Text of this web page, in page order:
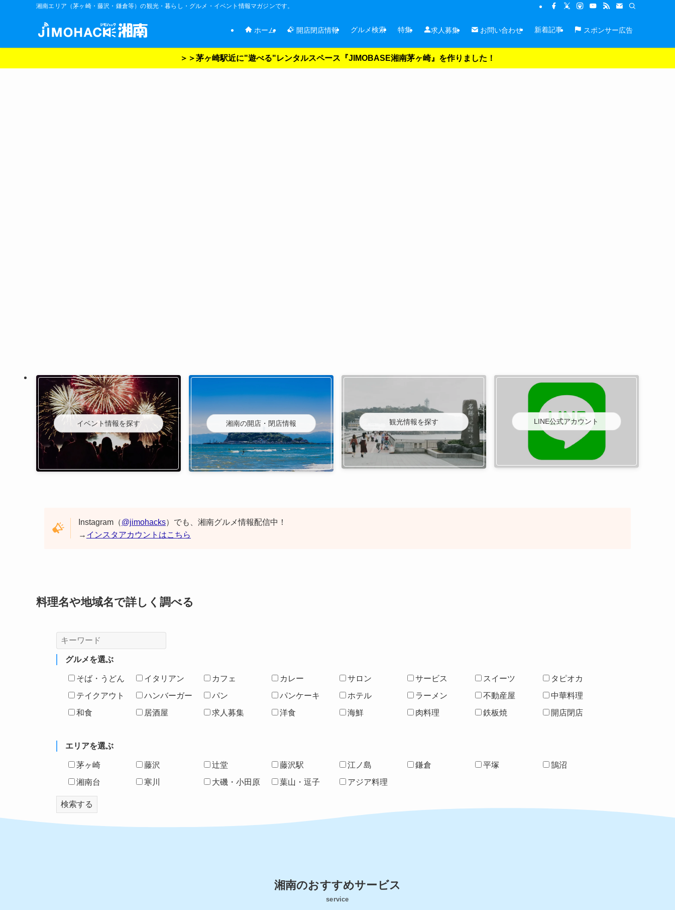
湘南エリア（茅ヶ崎・藤沢・鎌倉等）の観光・暮らし・グルメ・イベント情報マガジンです。
ホーム 開店閉店情報 グルメ検索 特集 求人募集 お問い合わせ 新着記事 スポンサー広告
＞＞茅ヶ崎駅近に"遊べる"レンタルスペース『JIMOBASE湘南茅ヶ崎』を作りました！
イベント情報を探す 湘南の開店・閉店情報 観光情報を探す LINE公式アカウント
Instagram（@jimohacks）でも、湘南グルメ情報配信中！
→ インスタアカウントはこちら
料理名や地域名で詳しく調べる
グルメを選ぶ
そば・うどん イタリアン カフェ カレー サロン サービス スイーツ
タピオカ
テイクアウト
ハンバーガー パン パンケーキ ホテル ラーメン 不動産屋
中華料理
和食
居酒屋 求人募集 洋食 海鮮 肉料理 鉄板焼 開店閉店
エリアを選ぶ
茅ヶ崎 藤沢 辻堂 藤沢駅 江ノ島 鎌倉 平塚
鵠沼
湘南台
寒川 大磯・小田原 葉山・逗子 アジア料理
湘南のおすすめサービス
service